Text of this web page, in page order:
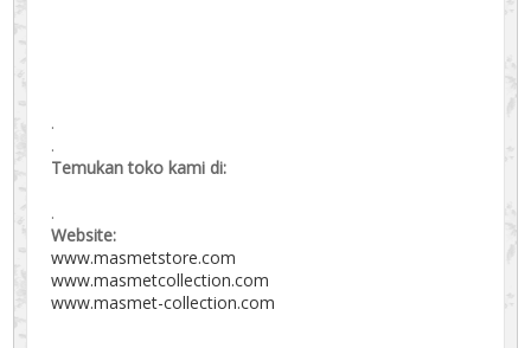
.
.
Temukan toko kami di:
.
Website:
www.masmetstore.com
www.masmetcollection.com
www.masmet-collection.com